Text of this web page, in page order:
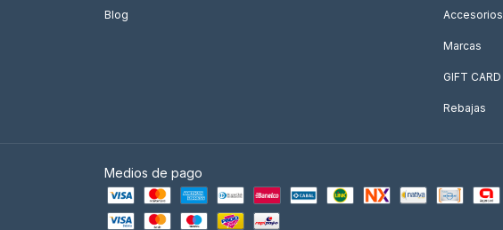
Blog Accesorios
Marcas
GIFT CARD
Rebajas
Medios de pago